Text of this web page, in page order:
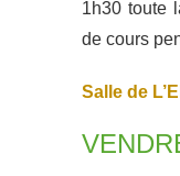
1h30 toute
de cours
Salle de